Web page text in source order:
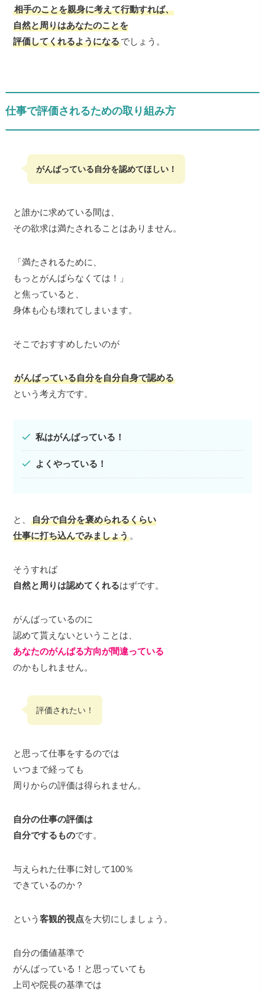
相手のことを親身に考えて行動すれば、
自然と周りはあなたのことを
評価してくれるようになるでしょう。
仕事で評価されるための取り組み方
がんばっている自分を認めてほしい！
と誰かに求めている間は、
その欲求は満たされることはありません。
「満たされるために、
もっとがんばらなくては！」
と焦っていると、
身体も心も壊れてしまいます。
そこでおすすめしたいのが
がんばっている自分を自分自身で認める
という考え方です。
私はがんばっている！
よくやっている！
と、自分で自分を褒められるくらい
仕事に打ち込んでみましょう 。
そうすれば
自然と周りは認めてくれるはずです。
がんばっているのに
認めて貰えないということは、
あなたのがんばる方向が間違っている
のかもしれません。
評価されたい！
と思って仕事をするのでは
いつまで経っても
周りからの評価は得られません。
自分の仕事の評価は
自分でするものです。
与えられた仕事に対して100％
できているのか？
という客観的視点を大切にしましょう。
自分の価値基準で
がんばっている！と思っていても
上司や院長の基準では